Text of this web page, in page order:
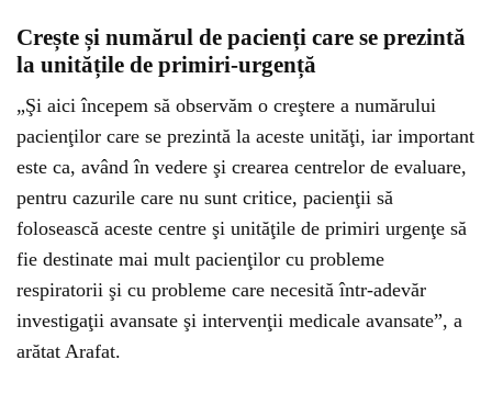
Crește și numărul de pacienți care se prezintă
la unitățile de primiri-urgență
„Şi aici începem să observăm o creştere a numărului
pacienţilor care se prezintă la aceste unităţi, iar important
este ca, având în vedere şi crearea centrelor de evaluare,
pentru cazurile care nu sunt critice, pacienţii să
folosească aceste centre şi unităţile de primiri urgenţe să
fie destinate mai mult pacienţilor cu probleme
respiratorii şi cu probleme care necesită într-adevăr
investigaţii avansate şi intervenţii medicale avansate”, a
arătat Arafat.